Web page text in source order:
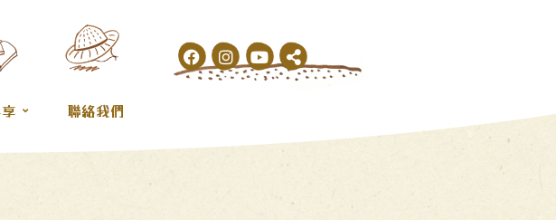
聯絡我們